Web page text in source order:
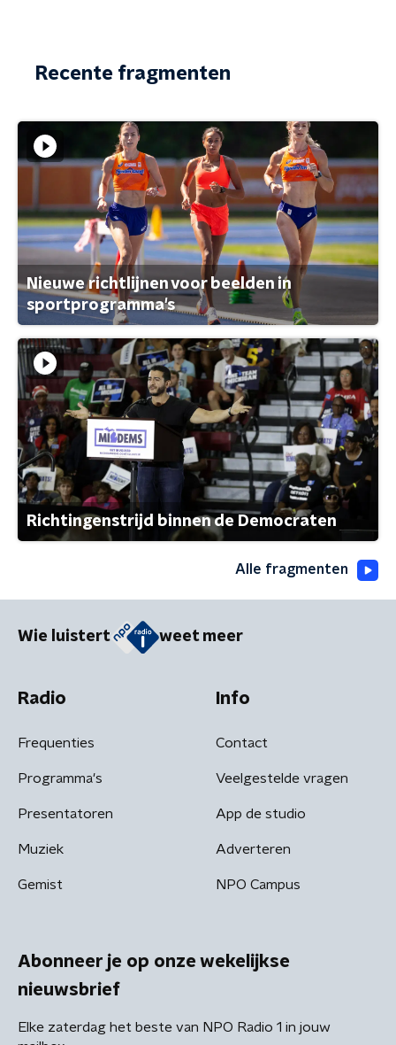
Recente fragmenten
Nieuwe richtlijnen voor beelden in
sportprogramma's
Richtingenstrijd binnen de Democraten
Alle fragmenten
Wie luistert weet meer
Radio
Frequenties
Programma's
Presentatoren
Muziek
Gemist
Info
Contact
Veelgestelde vragen
App de studio
Adverteren
NPO Campus
Abonneer je op onze wekelijkse
nieuwsbrief
Elke zaterdag het beste van NPO Radio 1 in jouw